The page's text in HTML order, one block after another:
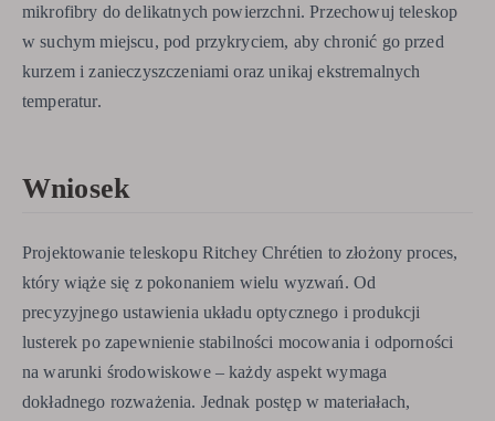
mikrofibry do delikatnych powierzchni. Przechowuj teleskop
w suchym miejscu, pod przykryciem, aby chronić go przed
kurzem i zanieczyszczeniami oraz unikaj ekstremalnych
temperatur.
Wniosek
Projektowanie teleskopu Ritchey Chrétien to złożony proces,
który wiąże się z pokonaniem wielu wyzwań. Od
precyzyjnego ustawienia układu optycznego i produkcji
lusterek po zapewnienie stabilności mocowania i odporności
na warunki środowiskowe – każdy aspekt wymaga
dokładnego rozważenia. Jednak postęp w materiałach,